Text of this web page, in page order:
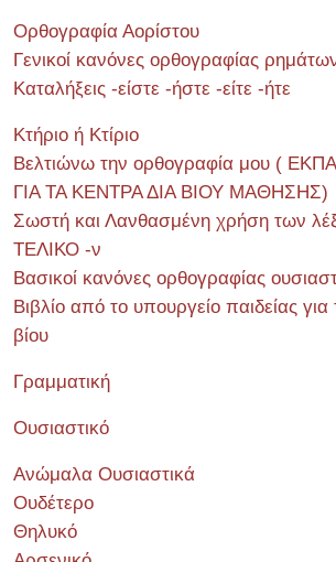
Ορθογραφία Αορίστου
Γενικοί κανόνες ορθογραφίας
Καταλήξεις -είστε -ήστε -είτε -ήτε
Κτήριο ή Κτίριο
Βελτιώνω την ορθογραφία μου (
ΓΙΑ ΤΑ ΚΕΝΤΡΑ ΔΙΑ ΒΙΟΥ ΜΑΘΗΣΗΣ)
Σωστή και Λανθασμένη χρήση των
ΤΕΛΙΚΟ -ν
Βασικοί κανόνες ορθογραφίας
Βιβλίο από το υπουργείο παιδείας για
βίου
Γραμματική
Ουσιαστικό
Ανώμαλα Ουσιαστικά
Ουδέτερο
Θηλυκό